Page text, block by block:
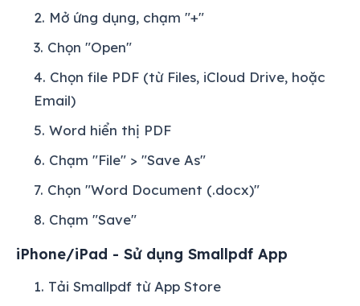
Mở ứng dụng, chạm "+"
Chọn "Open"
Chọn file PDF (từ Files, iCloud Drive, hoặc
Email)
Word hiển thị PDF
Chạm "File" > "Save As"
Chọn "Word Document (.docx)"
Chạm "Save"
iPhone/iPad - Sử dụng Smallpdf App
Tải Smallpdf từ App Store